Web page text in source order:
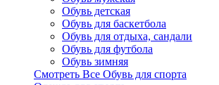
Обувь детская
Обувь для баскетбола
Обувь для отдыха, сандали
Обувь для футбола
Обувь зимняя
Смотреть Все Обувь для спорта